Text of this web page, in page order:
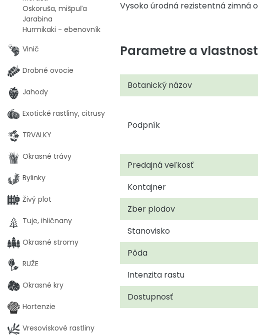
Vysoko úrodná rezistentná zimná
Parametre a
Botanický názov
Podpník
Predajná veľkosť
Kontajner
Zber plodov
Stanovisko
Pôda
Intenzita rastu
Dostupnosť
Oskoruša, mišpuľa
Jarabina
Hurmikaki - ebenovník
Vinič
Drobné ovocie
Jahody
Exotické rastliny, citrusy
TRVALKY
Okrasné trávy
Bylinky
Živý plot
Tuje, ihličnany
Okrasné stromy
RUŽE
Okrasné kry
Hortenzie
Vresoviskové rastliny